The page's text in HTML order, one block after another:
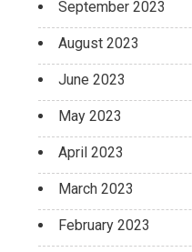
September 2023
August 2023
June 2023
May 2023
April 2023
March 2023
February 2023